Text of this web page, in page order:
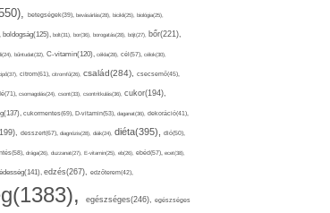
betegségek(39), bevásárlás(28), bicikli(25), biológia(25),
boldogság(125), bolt(31), bor(36), borogatás(28), böjt(27), bőr(221),
bűntudat(32), C-vitamin(120), cékla(28), cél(57), célok(30),
citrom(61), citromfű(26), család(284), csecsemő(45),
csomagolás(24), csont(33), csontritkulás(36), cukor(194),
cukormentes(69), D-vitamin(53), daganat(36), dekoráció(41),
desszert(67), diagnózis(28), diák(24), diéta(395), dió(50),
drága(26), duzzanat(27), E-vitamin(25), eb(26), ebéd(57), ecet(38),
édesség(141), edzés(267), edzőterem(42),
egészséges(246), egészséges